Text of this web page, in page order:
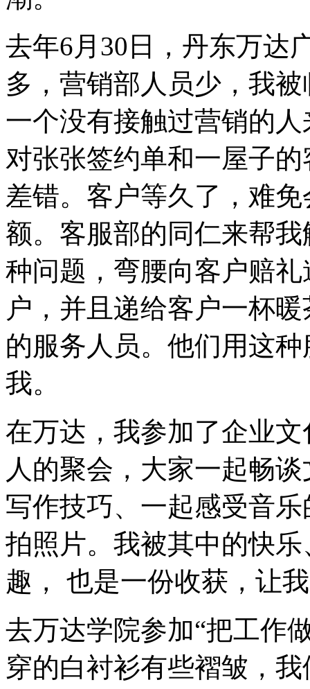
去年6月30日，丹东万达
多，营销部人员少，我
一个没有接触过营销的
对张张签约单和一屋子
差错。客户等久了，难
额。客服部的同仁来帮
种问题，弯腰向客户赔
户，并且递给客户一杯
的服务人员。他们用这
我。
在万达，我参加了企业
人的聚会，大家一起畅
写作技巧、一起感受音
拍照片。我被其中的快
趣， 也是一份收获，让
去万达学院参加“把工作
穿的白衬衫有些褶皱，